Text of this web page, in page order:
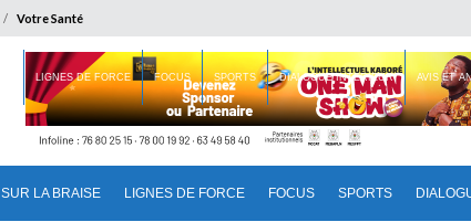
Votre Santé
SUR LA BRAISE LIGNES DE FORCE FOCUS SPORTS
LIGNES DE FORCE FOCUS SPORTS DIALOGUE INTERIEUR AVIS ET